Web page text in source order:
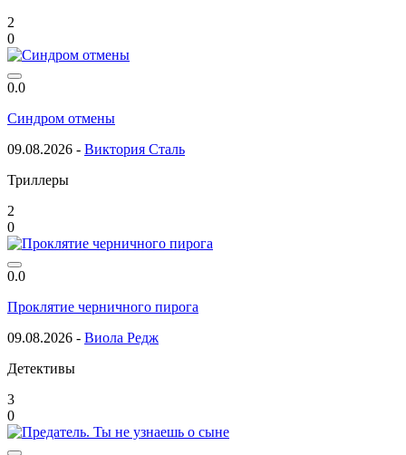
2
0
0.0
Синдром отмены
09.08.2026 - Виктория Сталь
Триллеры
2
0
0.0
Проклятие черничного пирога
09.08.2026 - Виола Редж
Детективы
3
0